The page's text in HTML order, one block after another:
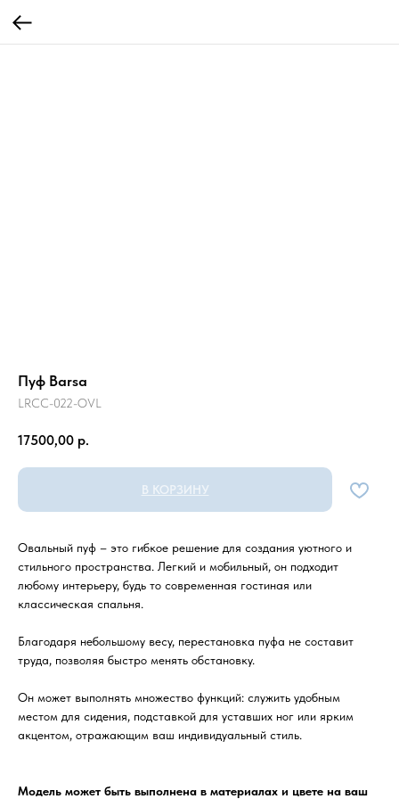
Пуф Barsa
LRCC-022-OVL
17500,00 р.
В КОРЗИНУ
Овальный пуф – это гибкое решение для создания уютного и
стильного пространства. Легкий и мобильный, он подходит
любому интерьеру, будь то современная гостиная или
классическая спальня.
Благодаря небольшому весу, перестановка пуфа не составит
труда, позволяя быстро менять обстановку.
Он может выполнять множество функций: служить удобным
местом для сидения, подставкой для уставших ног или ярким
акцентом, отражающим ваш индивидуальный стиль.
Модель может быть выполнена в материалах и цвете на ваш